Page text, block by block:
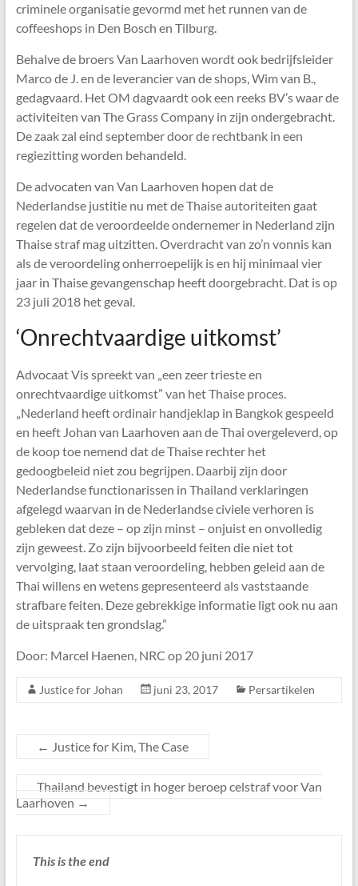
criminele organisatie gevormd met het runnen van de
coffeeshops in Den Bosch en Tilburg.
Behalve de broers Van Laarhoven wordt ook bedrijfsleider
Marco de J. en de leverancier van de shops, Wim van B.,
gedagvaard. Het OM dagvaardt ook een reeks BV’s waar de
activiteiten van The Grass Company in zijn ondergebracht.
De zaak zal eind september door de rechtbank in een
regiezitting worden behandeld.
De advocaten van Van Laarhoven hopen dat de
Nederlandse justitie nu met de Thaise autoriteiten gaat
regelen dat de veroordeelde ondernemer in Nederland zijn
Thaise straf mag uitzitten. Overdracht van zo’n vonnis kan
als de veroordeling onherroepelijk is en hij minimaal vier
jaar in Thaise gevangenschap heeft doorgebracht. Dat is op
23 juli 2018 het geval.
‘Onrechtvaardige uitkomst’
Advocaat Vis spreekt van „een zeer trieste en
onrechtvaardige uitkomst” van het Thaise proces.
„Nederland heeft ordinair handjeklap in Bangkok gespeeld
en heeft Johan van Laarhoven aan de Thai overgeleverd, op
de koop toe nemend dat de Thaise rechter het
gedoogbeleid niet zou begrijpen. Daarbij zijn door
Nederlandse functionarissen in Thailand verklaringen
afgelegd waarvan in de Nederlandse civiele verhoren is
gebleken dat deze – op zijn minst – onjuist en onvolledig
zijn geweest. Zo zijn bijvoorbeeld feiten die niet tot
vervolging, laat staan veroordeling, hebben geleid aan de
Thai willens en wetens gepresenteerd als vaststaande
strafbare feiten. Deze gebrekkige informatie ligt ook nu aan
de uitspraak ten grondslag.”
Door: Marcel Haenen, NRC op 20 juni 2017
Justice for Johan juni 23, 2017 Persartikelen
← Justice for Kim, The Case
Thailand bevestigt in hoger beroep celstraf voor Van
Laarhoven →
This is the end